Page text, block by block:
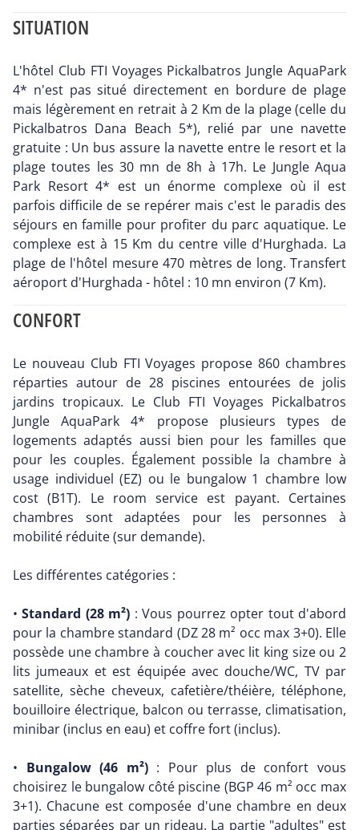
SITUATION
L'hôtel Club FTI Voyages Pickalbatros Jungle AquaPark
4* n'est pas situé directement en bordure de plage
mais légèrement en retrait à 2 Km de la plage (celle du
Pickalbatros Dana Beach 5*), relié par une navette
gratuite : Un bus assure la navette entre le resort et la
plage toutes les 30 mn de 8h à 17h. Le Jungle Aqua
Park Resort 4* est un énorme complexe où il est
parfois difficile de se repérer mais c'est le paradis des
séjours en famille pour profiter du parc aquatique. Le
complexe est à 15 Km du centre ville d'Hurghada. La
plage de l'hôtel mesure 470 mètres de long. Transfert
aéroport d'Hurghada - hôtel : 10 mn environ (7 Km).
CONFORT
Le nouveau Club FTI Voyages propose 860 chambres
réparties autour de 28 piscines entourées de jolis
jardins tropicaux. Le Club FTI Voyages Pickalbatros
Jungle AquaPark 4* propose plusieurs types de
logements adaptés aussi bien pour les familles que
pour les couples. Également possible la chambre à
usage individuel (EZ) ou le bungalow 1 chambre low
cost (B1T). Le room service est payant. Certaines
chambres sont adaptées pour les personnes à
mobilité réduite (sur demande).
Les différentes catégories :
•Standard (28 m²) : Vous pourrez opter tout d'abord
pour la chambre standard (DZ 28 m² occ max 3+0). Elle
possède une chambre à coucher avec lit king size ou 2
lits jumeaux et est équipée avec douche/WC, TV par
satellite, sèche cheveux, cafetière/théière, téléphone,
bouilloire électrique, balcon ou terrasse, climatisation,
minibar (inclus en eau) et coffre fort (inclus).
• Bungalow (46 m²): Pour plus de confort vous
choisirez le bungalow côté piscine (BGP 46 m² occ max
3+1). Chacune est composée d'une chambre en deux
parties séparées par un rideau. La partie "adultes" est